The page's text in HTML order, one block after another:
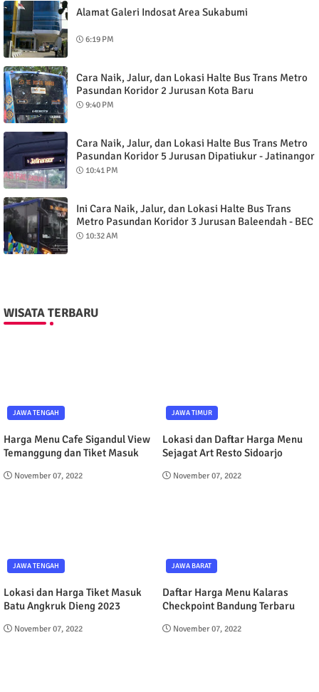
Alamat Galeri Indosat Area Sukabumi
6:19 PM
Cara Naik, Jalur, dan Lokasi Halte Bus Trans Metro
Pasundan Koridor 2 Jurusan Kota Baru
Parahyangan - Alun-Alun Bandung
9:40 PM
Cara Naik, Jalur, dan Lokasi Halte Bus Trans Metro
Pasundan Koridor 5 Jurusan Dipatiukur - Jatinangor
via Tol
10:41 PM
Ini Cara Naik, Jalur, dan Lokasi Halte Bus Trans
Metro Pasundan Koridor 3 Jurusan Baleendah - BEC
Kota Bandung
10:32 AM
WISATA TERBARU
JAWA TENGAH
Harga Menu Cafe Sigandul View
Temanggung dan Tiket Masuk
November 07, 2022
JAWA TIMUR
Lokasi dan Daftar Harga Menu
Sejagat Art Resto Sidoarjo
November 07, 2022
JAWA TENGAH
Lokasi dan Harga Tiket Masuk
Batu Angkruk Dieng 2023
November 07, 2022
JAWA BARAT
Daftar Harga Menu Kalaras
Checkpoint Bandung Terbaru
November 07, 2022